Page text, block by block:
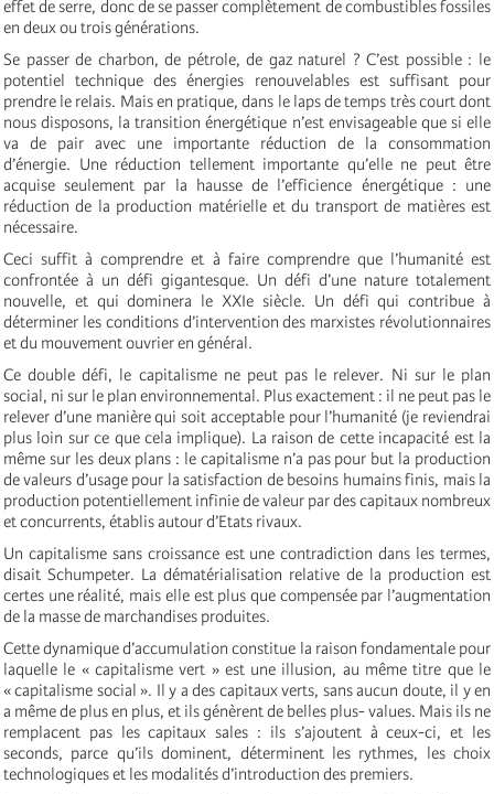
effet de serre, donc de se passer complètement de combustibles fossiles
en deux ou trois générations.
Se passer de charbon, de pétrole, de gaz naturel ? C’est possible : le
potentiel technique des énergies renouvelables est suffisant pour
prendre le relais. Mais en pratique, dans le laps de temps très court dont
nous disposons, la transition énergétique n’est envisageable que si elle
va de pair avec une importante réduction de la consommation
d’énergie. Une réduction tellement importante qu’elle ne peut être
acquise seulement par la hausse de l’efficience énergétique : une
réduction de la production matérielle et du transport de matières est
nécessaire.
Ceci suffit à comprendre et à faire comprendre que l’humanité est
confrontée à un défi gigantesque. Un défi d’une nature totalement
nouvelle, et qui dominera le XXIe siècle. Un défi qui contribue à
déterminer les conditions d’intervention des marxistes révolutionnaires
et du mouvement ouvrier en général.
Ce double défi, le capitalisme ne peut pas le relever. Ni sur le plan
social, ni sur le plan environnemental. Plus exactement : il ne peut pas le
relever d’une manière qui soit acceptable pour l’humanité (je reviendrai
plus loin sur ce que cela implique). La raison de cette incapacité est la
même sur les deux plans : le capitalisme n’a pas pour but la production
de valeurs d’usage pour la satisfaction de besoins humains finis, mais la
production potentiellement infinie de valeur par des capitaux nombreux
et concurrents, établis autour d’Etats rivaux.
Un capitalisme sans croissance est une contradiction dans les termes,
disait Schumpeter. La dématérialisation relative de la production est
certes une réalité, mais elle est plus que compensée par l’augmentation
de la masse de marchandises produites.
Cette dynamique d’accumulation constitue la raison fondamentale pour
laquelle le « capitalisme vert » est une illusion, au même titre que le
« capitalisme social ». Il y a des capitaux verts, sans aucun doute, il y en
a même de plus en plus, et ils génèrent de belles plus- values. Mais ils ne
remplacent pas les capitaux sales : ils s’ajoutent à ceux-ci, et les
seconds, parce qu’ils dominent, déterminent les rythmes, les choix
technologiques et les modalités d’introduction des premiers.